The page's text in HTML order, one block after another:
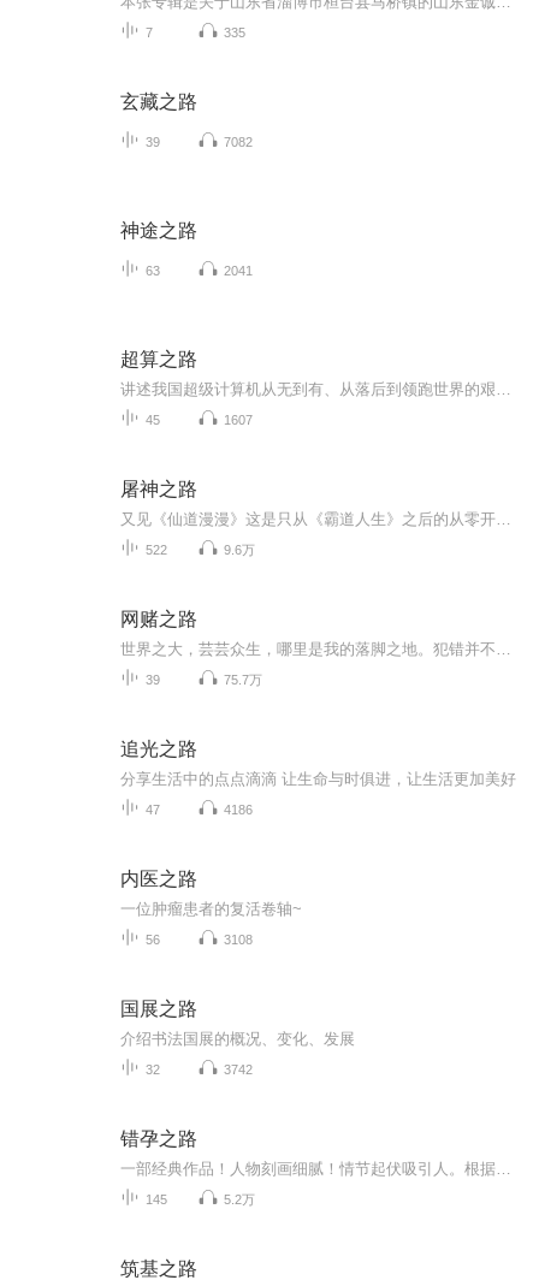
7 335
玄藏之路
39 7082
神途之路
63 2041
超算之路
45 1607
屠神之路
522 9.6万
网赌之路
39 75.7万
追光之路
分享生活中的点点滴滴 让生命与时俱进，让生活更加美好
47 4186
内医之路
一位肿瘤患者的复活卷轴~
56 3108
国展之路
介绍书法国展的概况、变化、发展
32 3742
错孕之路
145 5.2万
筑基之路